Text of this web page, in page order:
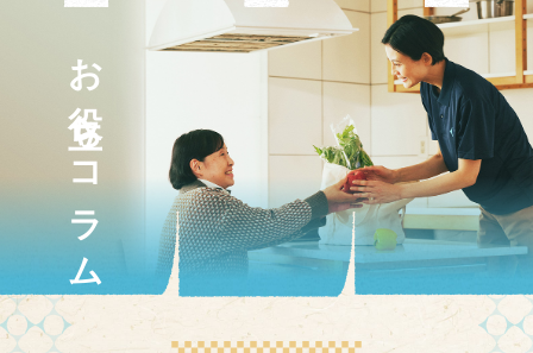
お役立ちコラム